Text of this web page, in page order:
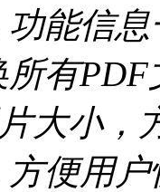
能信
有
大小，
便用